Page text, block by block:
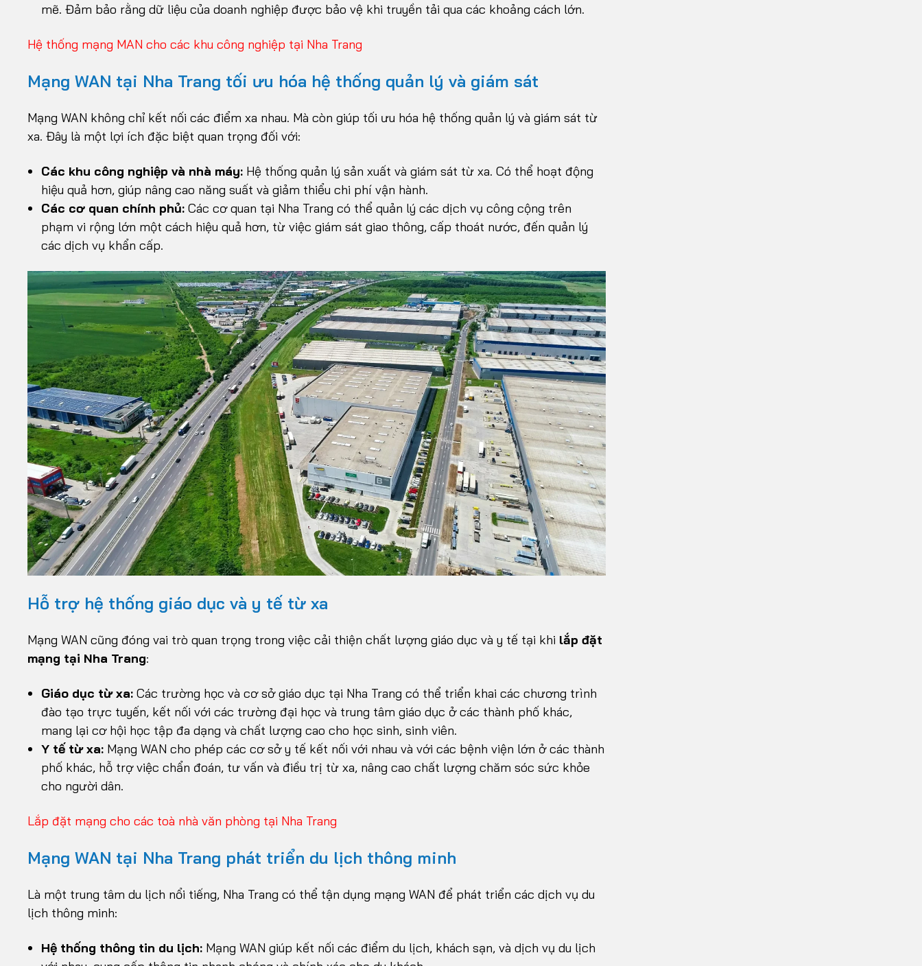
mẽ. Đảm bảo rằng dữ liệu của doanh nghiệp được bảo vệ khi truyền tải qua các khoảng cách lớn.
Hệ thống mạng MAN cho các khu công nghiệp tại Nha Trang
Mạng WAN tại Nha Trang tối ưu hóa hệ thống quản lý và giám sát
Mạng WAN không chỉ kết nối các điểm xa nhau. Mà còn giúp tối ưu hóa hệ thống quản lý và giám sát từ
xa. Đây là một lợi ích đặc biệt quan trọng đối với:
Các khu công nghiệp và nhà máy: Hệ thống quản lý sản xuất và giám sát từ xa. Có thể hoạt động
hiệu quả hơn, giúp nâng cao năng suất và giảm thiểu chi phí vận hành.
Các cơ quan chính phủ: Các cơ quan tại Nha Trang có thể quản lý các dịch vụ công cộng trên
phạm vi rộng lớn một cách hiệu quả hơn, từ việc giám sát giao thông, cấp thoát nước, đến quản lý
các dịch vụ khẩn cấp.
Hỗ trợ hệ thống giáo dục và y tế từ xa
Mạng WAN cũng đóng vai trò quan trọng trong việc cải thiện chất lượng giáo dục và y tế tại khi lắp đặt
mạng tại Nha Trang:
Giáo dục từ xa: Các trường học và cơ sở giáo dục tại Nha Trang có thể triển khai các chương trình
đào tạo trực tuyến, kết nối với các trường đại học và trung tâm giáo dục ở các thành phố khác,
mang lại cơ hội học tập đa dạng và chất lượng cao cho học sinh, sinh viên.
Y tế từ xa: Mạng WAN cho phép các cơ sở y tế kết nối với nhau và với các bệnh viện lớn ở các thành
phố khác, hỗ trợ việc chẩn đoán, tư vấn và điều trị từ xa, nâng cao chất lượng chăm sóc sức khỏe
cho người dân.
Lắp đặt mạng cho các toà nhà văn phòng tại Nha Trang
Mạng WAN tại Nha Trang phát triển du lịch thông minh
Là một trung tâm du lịch nổi tiếng, Nha Trang có thể tận dụng mạng WAN để phát triển các dịch vụ du
lịch thông minh:
Hệ thống thông tin du lịch: Mạng WAN giúp kết nối các điểm du lịch, khách sạn, và dịch vụ du lịch